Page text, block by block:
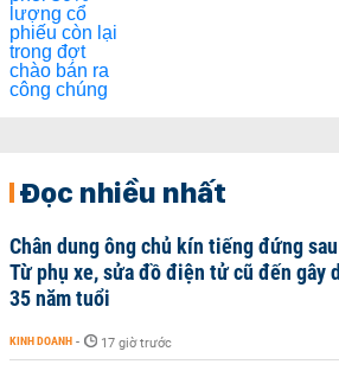
Đọc nhiều nhất
Chân dung ông chủ kín tiếng đứng
Từ phụ xe, sửa đồ điện tử cũ đến gây
35 năm tuổi
KINH DOANH - 17 giờ trước